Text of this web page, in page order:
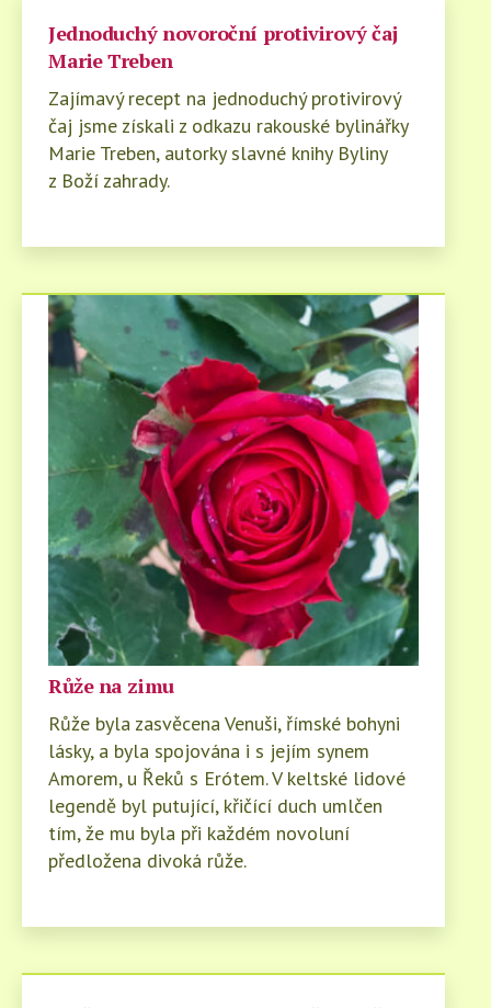
Jednoduchý novoroční protivirový čaj
Marie Treben
Zajímavý recept na jednoduchý protivirový
čaj jsme získali z odkazu rakouské bylinářky
Marie Treben, autorky slavné knihy Byliny
z Boží zahrady.
Růže na zimu
Růže byla zasvěcena Venuši, římské bohyni
lásky, a byla spojována i s jejím synem
Amorem, u Řeků s Erótem. V keltské lidové
legendě byl putující, křičící duch umlčen
tím, že mu byla při každém novoluní
předložena divoká růže.